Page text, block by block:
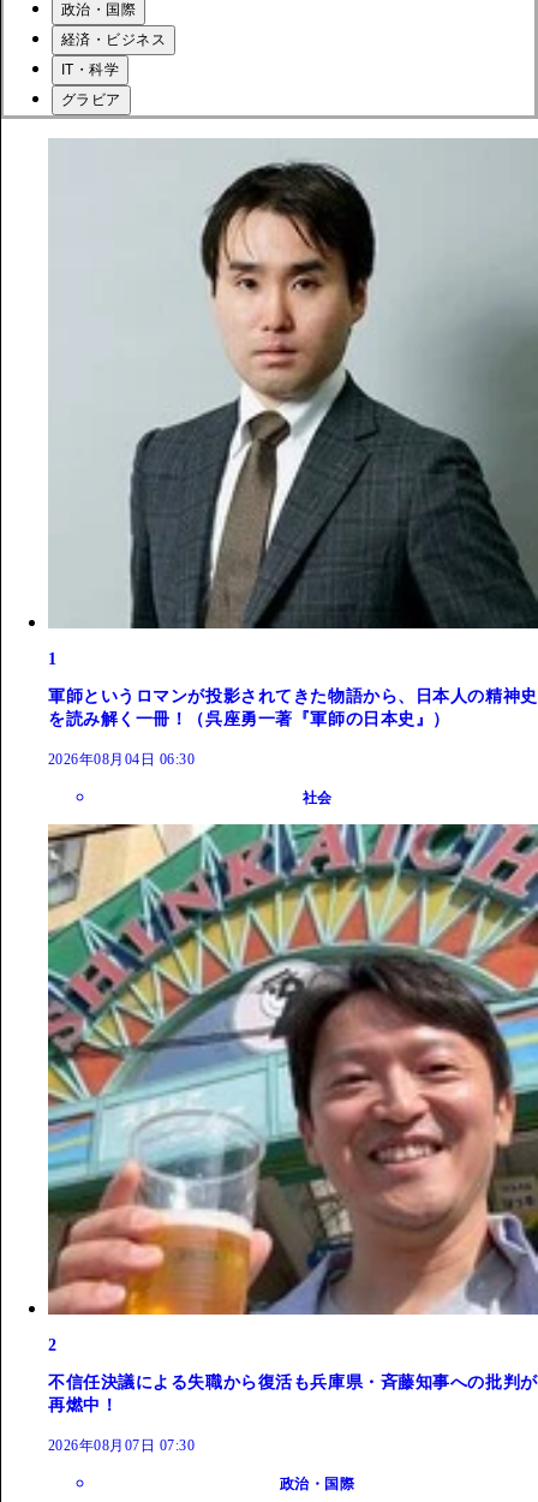
政治・国際
経済・ビジネス
IT・科学
グラビア
1
軍師というロマンが投影されてきた物語から、日本人の精神史
を読み解く一冊！（呉座勇一著『軍師の日本史』）
2026年08月04日 06:30
社会
2
不信任決議による失職から復活も兵庫県・斉藤知事への批判が
再燃中！
2026年08月07日 07:30
政治・国際